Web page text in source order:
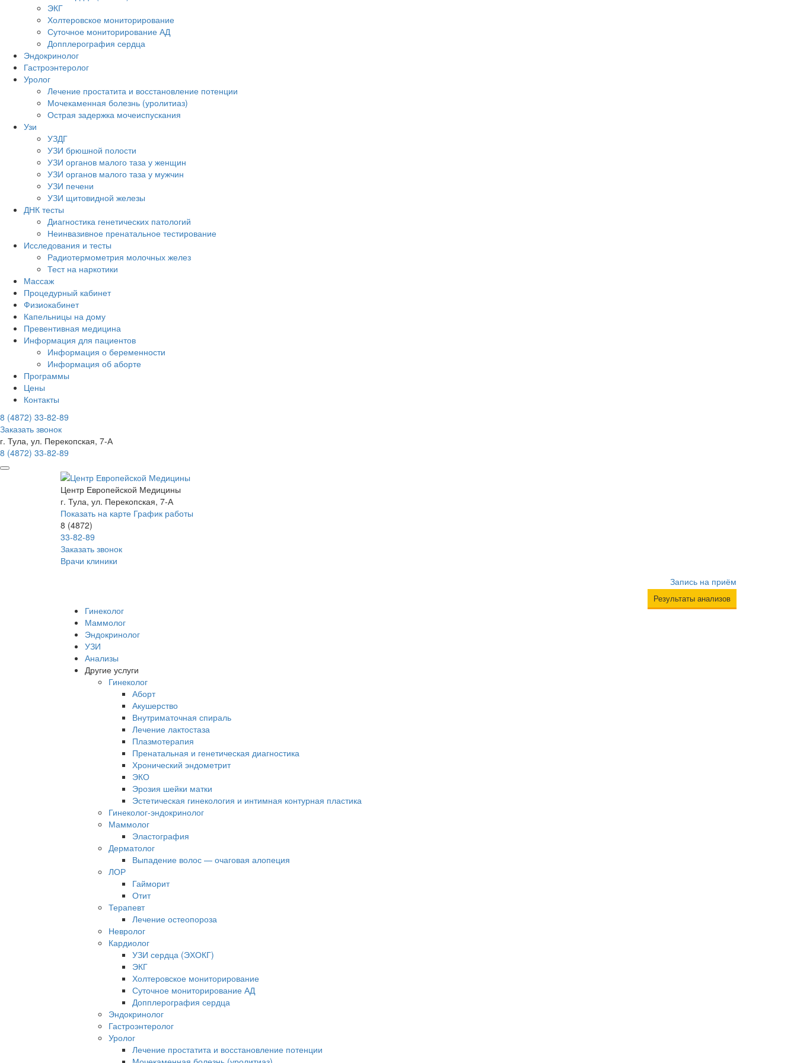
ЭКГ
Холтеровское мониторирование
Суточное мониторирование АД
Допплерография сердца
Эндокринолог
Гастроэнтеролог
Уролог
Лечение простатита и восстановление потенции
Мочекаменная болезнь (уролитиаз)
Острая задержка мочеиспускания
Узи
УЗДГ
УЗИ брюшной полости
УЗИ органов малого таза у женщин
УЗИ органов малого таза у мужчин
УЗИ печени
УЗИ щитовидной железы
ДНК тесты
Диагностика генетических патологий
Неинвазивное пренатальное тестирование
Исследования и тесты
Радиотермометрия молочных желез
Тест на наркотики
Массаж
Процедурный кабинет
Физиокабинет
Капельницы на дому
Превентивная медицина
Информация для пациентов
Информация о беременности
Информация об аборте
Программы
Цены
Контакты
8 (4872) 33-82-89
Заказать звонок
г. Тула, ул. Перекопская, 7-А
8 (4872) 33-82-89
Центр Европейской Медицины
г. Тула, ул. Перекопская, 7-А
Показать на карте График работы
8 (4872)
33-82-89
Заказать звонок
Врачи клиники
Запись на приём
Результаты анализов
Гинеколог
Маммолог
Эндокринолог
УЗИ
Анализы
Другие услуги
Гинеколог
Аборт
Акушерство
Внутриматочная спираль
Лечение лактостаза
Плазмотерапия
Пренатальная и генетическая диагностика
Хронический эндометрит
ЭКО
Эрозия шейки матки
Эстетическая гинекология и интимная контурная пластика
Гинеколог-эндокринолог
Маммолог
Эластография
Дерматолог
Выпадение волос — очаговая алопеция
ЛОР
Гайморит
Отит
Терапевт
Лечение остеопороза
Невролог
Кардиолог
УЗИ сердца (ЭХОКГ)
ЭКГ
Холтеровское мониторирование
Суточное мониторирование АД
Допплерография сердца
Эндокринолог
Гастроэнтеролог
Уролог
Лечение простатита и восстановление потенции